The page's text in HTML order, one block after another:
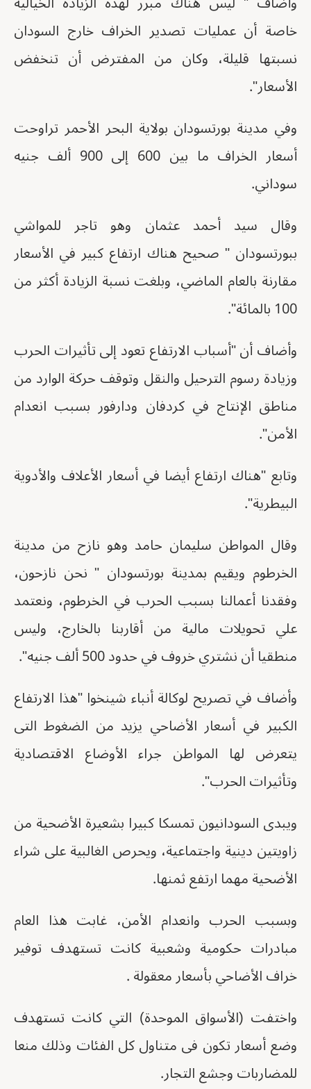
خاصة أن عمليات تصدير الخراف خارج السودان
نسبتها قليلة، وكان من المفترض أن تنخفض
الأسعار".
وفي مدينة بورتسودان بولاية البحر الأحمر تراوحت
أسعار الخراف ما بين 600 إلى 900 ألف جنيه
سوداني.
وقال سيد أحمد عثمان وهو تاجر للمواشي
ببورتسودان " صحيح هناك ارتفاع كبير في الأسعار
مقارنة بالعام الماضي، وبلغت نسبة الزيادة أكثر من
100 بالمائة".
وأضاف أن "أسباب الارتفاع تعود إلى تأثيرات الحرب
وزيادة رسوم الترحيل والنقل وتوقف حركة الوارد من
مناطق الإنتاج في كردفان ودارفور بسبب انعدام
الأمن".
وتابع "هناك ارتفاع أيضا في أسعار الأعلاف والأدوية
البيطرية".
وقال المواطن سليمان حامد وهو نازح من مدينة
الخرطوم ويقيم بمدينة بورتسودان " نحن نازحون،
وفقدنا أعمالنا بسبب الحرب في الخرطوم، ونعتمد
علي تحويلات مالية من أقاربنا بالخارج، وليس
منطقيا أن نشتري خروف في حدود 500 ألف جنيه".
وأضاف في تصريح لوكالة أنباء شينخوا "هذا الارتفاع
الكبير في أسعار الأضاحي يزيد من الضغوط التى
يتعرض لها المواطن جراء الأوضاع الاقتصادية
وتأثيرات الحرب".
ويبدى السودانيون تمسكا كبيرا بشعيرة الأضحية من
زاويتين دينية واجتماعية، ويحرص الغالبية على شراء
الأضحية مهما ارتفع ثمنها.
وبسبب الحرب وانعدام الأمن، غابت هذا العام
مبادرات حكومية وشعبية كانت تستهدف توفير
خراف الأضاحي بأسعار معقولة .
واختفت (الأسواق الموحدة) التي كانت تستهدف
وضع أسعار تكون فى متناول كل الفئات وذلك منعا
للمضاربات وجشع التجار.